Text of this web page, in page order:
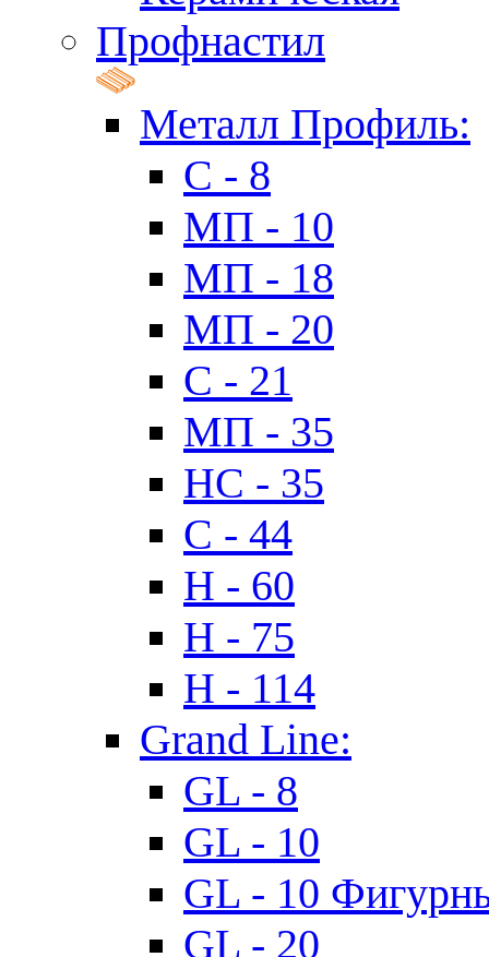
Профнастил
Металл Профиль:
C - 8
МП - 10
МП - 18
МП - 20
C - 21
МП - 35
HC - 35
C - 44
H - 60
H - 75
H - 114
Grand Line:
GL - 8
GL - 10
GL - 10
GL - 20